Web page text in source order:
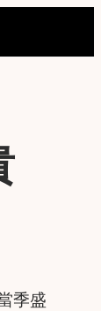
季盛